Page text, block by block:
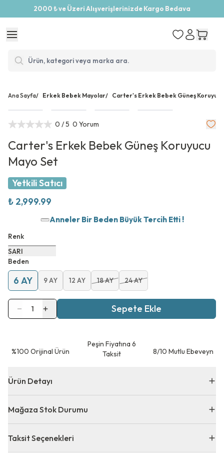
2000 ₺ ve Üzeri Alışverişlerinizde Kargo Bedava
Ana Sayfa/ Erkek Bebek Mayolar/ Carter's Erkek Bebek Güneş
0 / 5 0 Yorum
Carter's Erkek Bebek Güneş Koruyucu
Mayo Set
Yetkili Satıcı
₺ 2,999.99
Anneler Bir Beden Büyük Tercih Etti !
Renk
SARI
Beden
6 AY 9 AY 12 AY 18 AY 24 AY
1 Sepete Ekle
⁠%100 Orijinal Ürün
Peşin Fiyatına 6
Taksit
8/10 Mutlu Ebeveyn
Ürün Detayı
Mağaza Stok Durumu
Taksit Seçenekleri